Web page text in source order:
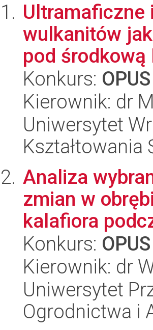
Ultramaficzne
wulkanitów
pod środkową
Konkurs:
Kierownik: dr
Uniwersytet
Kształtowania
Analiza
zmian w
kalafiora
Konkurs:
Kierownik: dr
Uniwersytet
Ogrodnictwa i